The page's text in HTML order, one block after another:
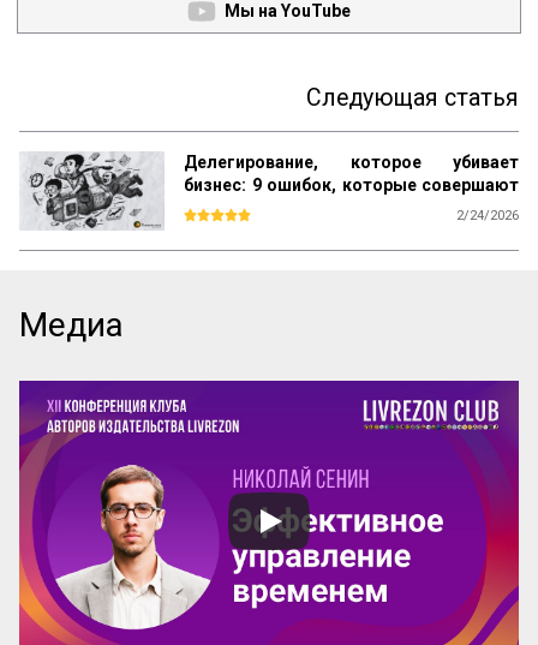
Мы на YouTube
Следующая статья
Делегирование, которое убивает
бизнес: 9 ошибок, которые совершают
прямо сейчас
2/24/2026
Мы привыкли делегировать людям, но
забываем настраивать процессы. Ставка
на человеческий фактор превращает
управление в лотерею, где выигрышный
билет достаётся лишь единицам.
Существует иной подход: он позволяет
сделать компанию человеко-
независимой, где результат гарантирует
не гениальность сотрудника, а ...
Медиа